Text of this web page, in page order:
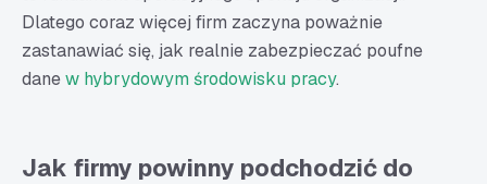
kryzysowych
9. Edukacja pracowników i rozwijanie zdrowych
cyfrowych nawyków
Dlatego coraz więcej firm zaczyna poważnie
zastanawiać się, jak realnie zabezpieczać poufne
danew hybrydowym środowisku pracy.
Jak firmy powinny podchodzić do